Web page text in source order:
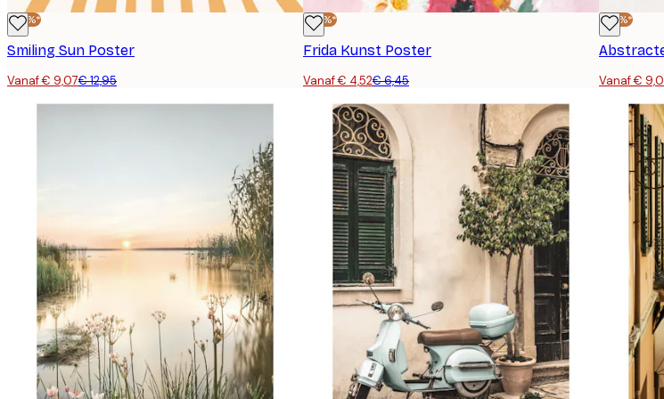
-30%*
Smiling Sun Poster
Vanaf € 9,07€ 12,95
-30%*
Frida Kunst Poster
Vanaf € 4,52€ 6,45
-30%*
Vanaf €